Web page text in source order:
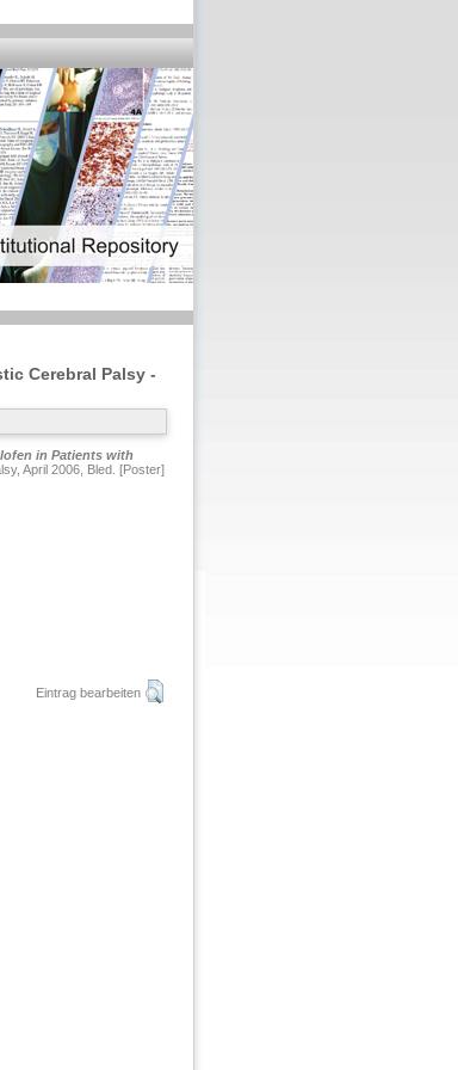
Cerebral Palsy -
in Patients with
April 2006, Bled. [Poster]
Eintrag bearbeiten